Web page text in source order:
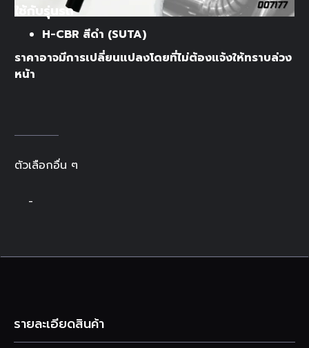
ใช้กับรุ่นรถ
H-CBR สีดำ (SUTA)
ราคาอาจมีการเปลี่ยนแปลงโดยที่ไม่ต้องแจ้งให้ทราบล่วง
หน้า
ตัวเลือกอื่น ๆ
-
รายละเอียดสินค้า